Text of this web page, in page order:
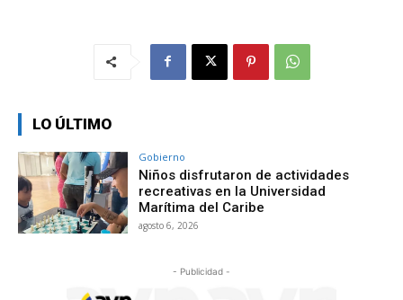
LO ÚLTIMO
Gobierno
Niños disfrutaron de actividades
recreativas en la Universidad
Marítima del Caribe
agosto 6, 2026
- Publicidad -